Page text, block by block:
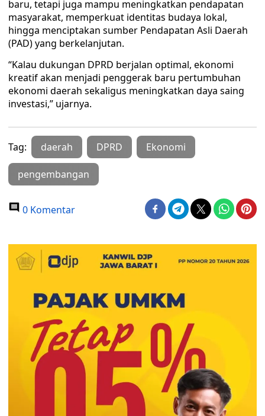
baru, tetapi juga mampu meningkatkan pendapatan
masyarakat, memperkuat identitas budaya lokal,
hingga menciptakan sumber Pendapatan Asli Daerah
(PAD) yang berkelanjutan.
“Kalau dukungan DPRD berjalan optimal, ekonomi
kreatif akan menjadi penggerak baru pertumbuhan
ekonomi daerah sekaligus meningkatkan daya saing
investasi,” ujarnya.
Tag: daerah DPRD Ekonomi
pengembangan
0 Komentar